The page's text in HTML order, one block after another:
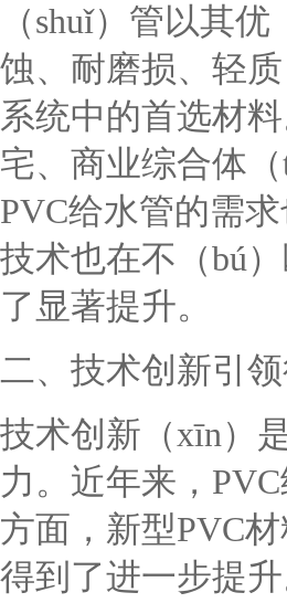
（shuǐ）管以其
蚀、耐磨损、轻
系统中的首选材
宅、商业综合体
PVC给水管的需
技术也在不（bú
了显著提升。
二、技术创新引
技术创新（xīn）
力。近年来，
方面，新型PVC
得到了进一步提